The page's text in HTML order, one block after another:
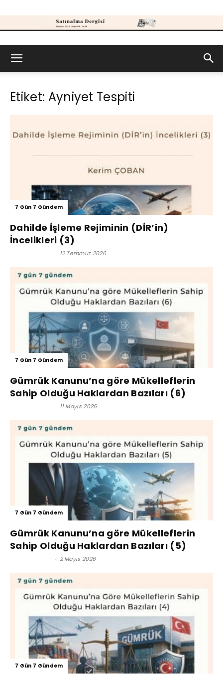
Dergisi
Etiket: Ayniyet Tespiti
7 Gün 7 Gündem
Dahilde İşleme Rejiminin (DİR’in)
İncelikleri (3)
- 12 Temmuz 2026
7 Gün 7 Gündem
Gümrük Kanunu’na göre Mükelleflerin
Sahip Olduğu Haklardan Bazıları (6)
- 11 Mayıs 2026
7 Gün 7 Gündem
Gümrük Kanunu’na göre Mükelleflerin
Sahip Olduğu Haklardan Bazıları (5)
- 2 Mayıs 2026
7 Gün 7 Gündem